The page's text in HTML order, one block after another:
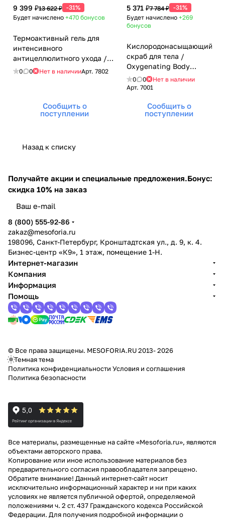
9 399 ₽13 622 ₽ -31%
Будет начислено +470 бонусов
Термоактивный гель для
интенсивного
антицеллюлитного ухода /
Body Contour Booster,
0 0 Нет в наличииАрт. 7802
Сообщить о
поступлении
5 371 ₽7 784 ₽ -31%
Будет начислено +269
бонусов
Кислородонасыщающий
скраб для тела /
Oxygenating Body
Scrub, Janssen
Cosmetics (Янсен
0 0
Нет в наличии
Арт. 7001
Сообщить о
поступлении
Назад к списку
Получайте акции и специальные предложения.Бонус:
скидка 10% на заказ
8 (800) 555-92-86
zakaz@mesoforia.ru
198096, Санкт-Петербург, Кронштадтская ул., д. 9, к. 4.
Бизнес-центр «К9», 1 этаж, помещение 1-Н.
Интернет-магазин
Компания
Информация
Помощь
© Все права защищены. MESOFORIA.RU 2013- 2026
Темная тема
Политика конфиденциальности Условия и соглашения
Политика безопасности
Все материалы, размещенные на сайте «Mesoforia.ru», являются
объектами авторского права.
Копирование или иное использование материалов без
предварительного согласия правообладателя запрещено.
Обратите внимание! Данный интернет-сайт носит
исключительно информационный характер и ни при каких
условиях не является публичной офертой, определяемой
положениями ч. 2 ст. 437 Гражданского кодекса Российской
Федерации. Для получения подробной информации о